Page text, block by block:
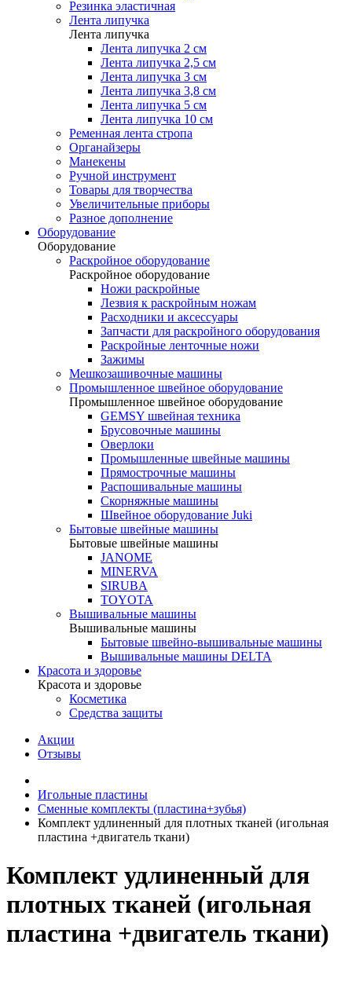
Резинка эластичная
Лента липучка
Лента липучка
Лента липучка 2 см
Лента липучка 2,5 см
Лента липучка 3 см
Лента липучка 3,8 см
Лента липучка 5 см
Лента липучка 10 см
Ременная лента стропа
Органайзеры
Манекены
Ручной инструмент
Товары для творчества
Увеличительные приборы
Разное дополнение
Оборудование
Оборудование
Раскройное оборудование
Раскройное оборудование
Ножи раскройные
Лезвия к раскройным ножам
Расходники и аксессуары
Запчасти для раскройного оборудования
Раскройные ленточные ножи
Зажимы
Мешкозашивочные машины
Промышленное швейное оборудование
Промышленное швейное оборудование
GEMSY швейная техника
Брусовочные машины
Оверлоки
Промышленные швейные машины
Прямострочные машины
Распошивальные машины
Скорняжные машины
Швейное оборудование Juki
Бытовые швейные машины
Бытовые швейные машины
JANOME
MINERVA
SIRUBA
TOYOTA
Вышивальные машины
Вышивальные машины
Бытовые швейно-вышивальные машины
Вышивальные машины DELTA
Красота и здоровье
Красота и здоровье
Косметика
Средства защиты
Акции
Отзывы
Игольные пластины
Сменные комплекты (пластина+зубья)
Комплект удлиненный для плотных тканей (игольная
пластина +двигатель ткани)
Комплект удлиненный для
плотных тканей (игольная
пластина +двигатель ткани)